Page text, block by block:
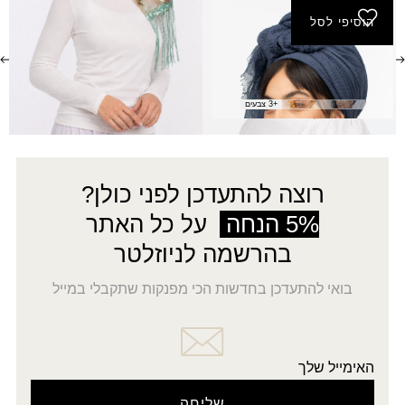
הוסיפי לסל
צעיף אביב
₪20.00
+3 צבעים
רוצה להתעדכן לפני כולן?
5% הנחה
על כל האתר
בהרשמה לניוזלטר
בואי להתעדכן בחדשות הכי מפנקות שתקבלי במייל
האימייל שלך